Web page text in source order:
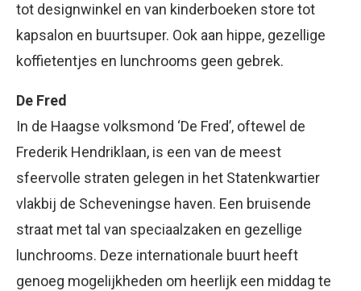
tot designwinkel en van kinderboeken store tot
kapsalon en buurtsuper. Ook aan hippe, gezellige
koffietentjes en lunchrooms geen gebrek.
De Fred
In de Haagse volksmond ‘De Fred’, oftewel de
Frederik Hendriklaan, is een van de meest
sfeervolle straten gelegen in het Statenkwartier
vlakbij de Scheveningse haven. Een bruisende
straat met tal van speciaalzaken en gezellige
lunchrooms. Deze internationale buurt heeft
genoeg mogelijkheden om heerlijk een middag te